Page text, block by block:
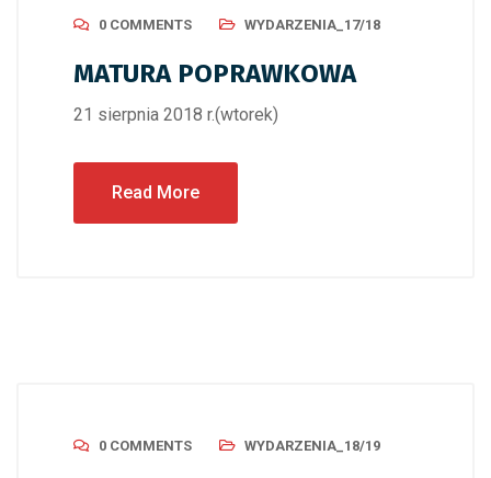
0 COMMENTS WYDARZENIA_17/18
MATURA POPRAWKOWA
21 sierpnia 2018 r.(wtorek)
Read More
0 COMMENTS WYDARZENIA_18/19